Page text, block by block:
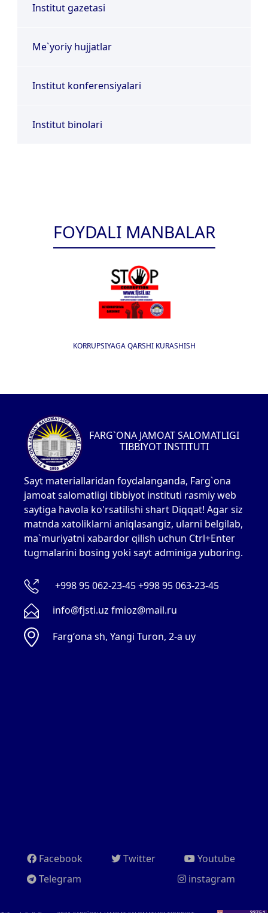
Institut gazetasi
Me`yoriy hujjatlar
Institut konferensiyalari
Institut binolari
FOYDALI MANBALAR
KORRUPSIYAGA QARSHI KURASHISH
FARG`ONA JAMOAT SALOMATLIGI
TIBBIYOT INSTITUTI
Sayt materiallaridan foydalanganda, Farg`ona
jamoat salomatligi tibbiyot instituti rasmiy web
saytiga havola ko'rsatilishi shart Diqqat! Agar siz
matnda xatoliklarni aniqlasangiz, ularni belgilab,
ma`muriyatni xabardor qilish uchun Ctrl+Enter
tugmalarini bosing yoki sayt adminiga yuboring.
+998 95 062-23-45 +998 95 063-23-45
info@fjsti.uz fmioz@mail.ru
Fargʻona sh, Yangi Turon, 2-a uy
Facebook Twitter
Youtube
Telegram
instagram